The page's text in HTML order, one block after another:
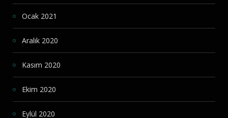
Ocak 2021
Aralık 2020
Kasım 2020
Ekim 2020
Eylül 2020